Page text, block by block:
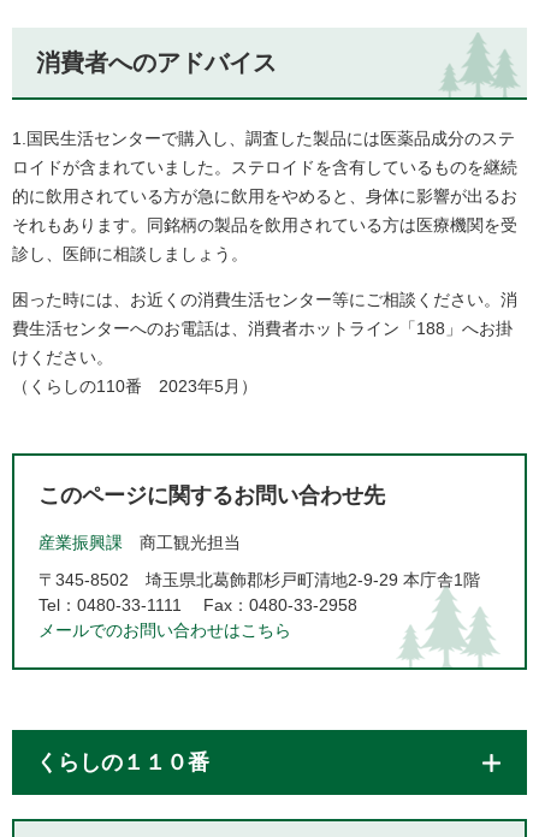
消費者へのアドバイス
1.国民生活センターで購入し、調査した製品には医薬品成分のステ
ロイドが含まれていました。ステロイドを含有しているものを継続
的に飲用されている方が急に飲用をやめると、身体に影響が出るお
それもあります。同銘柄の製品を飲用されている方は医療機関を受
診し、医師に相談しましょう。
困った時には、お近くの消費生活センター等にご相談ください。消
費生活センターへのお電話は、消費者ホットライン「188」へお掛
けください。
（くらしの110番 2023年5月）
このページに関するお問い合わせ先
産業振興課
商工観光担当
〒345-8502
埼玉県北葛飾郡杉戸町清地2-9-29 本庁舎1階
Tel：0480-33-1111
Fax：0480-33-2958
メールでのお問い合わせはこちら
くらしの１１０番